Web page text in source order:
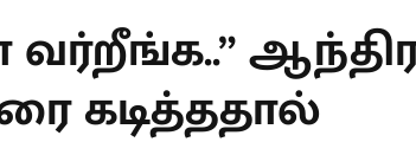
வர்றீங்க..”
கடித்ததால்